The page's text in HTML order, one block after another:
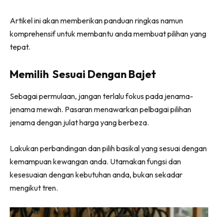
Artikel ini akan memberikan panduan ringkas namun
komprehensif untuk membantu anda membuat pilihan yang
tepat.
Memilih Sesuai Dengan Bajet
Sebagai permulaan, jangan terlalu fokus pada jenama-
jenama mewah. Pasaran menawarkan pelbagai pilihan
jenama dengan julat harga yang berbeza.
Lakukan perbandingan dan pilih basikal yang sesuai dengan
kemampuan kewangan anda. Utamakan fungsi dan
kesesuaian dengan kebutuhan anda, bukan sekadar
mengikut tren.